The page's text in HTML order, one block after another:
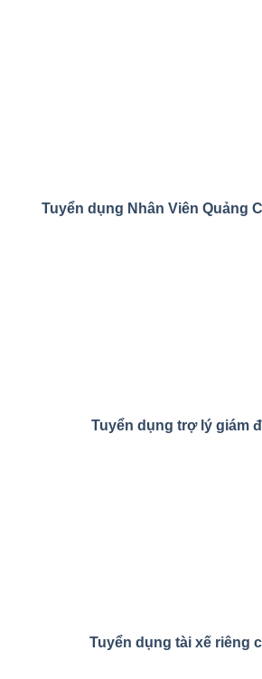
Tuyển dụng Nhân Viên Quảng
Tuyển dụng trợ lý giám
Tuyển dụng tài xế riêng